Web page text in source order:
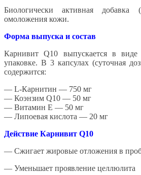
Биологически активная
омоложения кожи.
Форма выпуска и состав
Карнивит Q10 выпускается в
упаковке. В 3 капсулах (суточная
содержится:
— L-Карнитин — 750 мг
— Коэнзим Q10 — 50 мг
— Витамин Е — 50 мг
— Липоевая кислота — 20 мг
Действие Карнивит Q10
— Сжигает жировые отложения в
— Уменьшает проявление целлюлита